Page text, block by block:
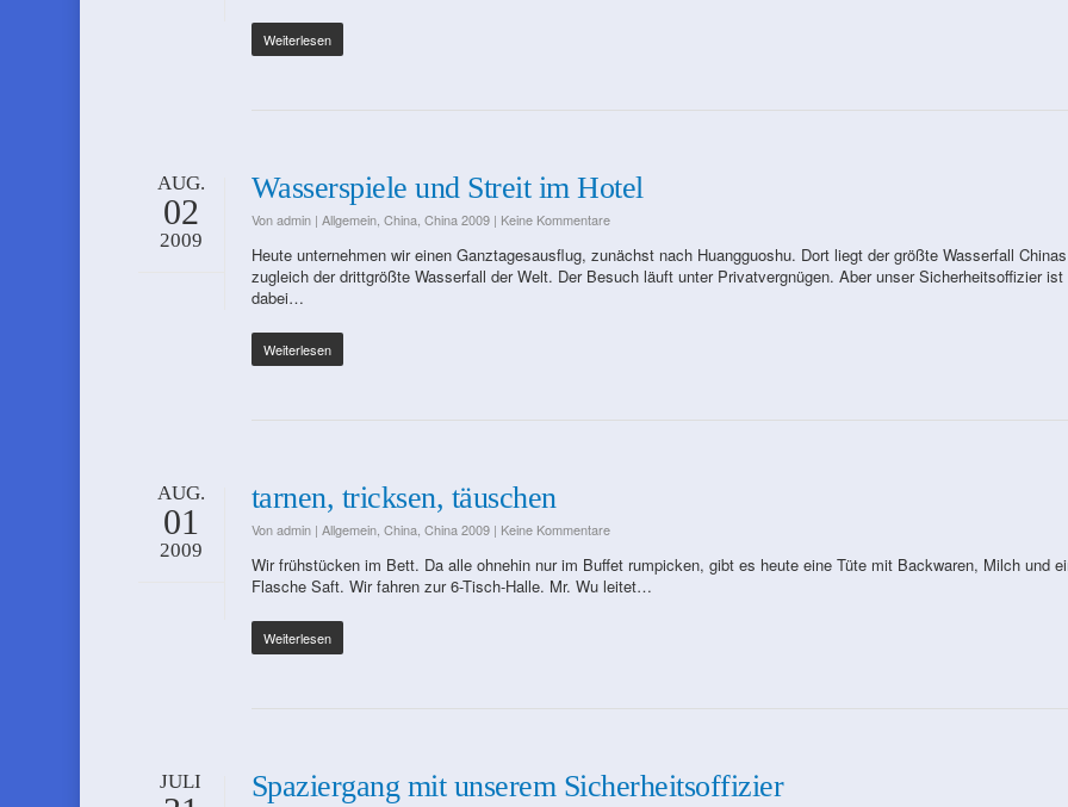
Weiterlesen
AUG.
02
2009
Wasserspiele und Streit im Hotel
Vonadmin | Allgemein, China, China 2009 | Keine Kommentare
Heute unternehmen wir einen Ganztagesausflug, zunächst nach Huangguoshu. Dort liegt der größte Wasserfall
zugleich der drittgrößte Wasserfall der Welt. Der Besuch läuft unter Privatvergnügen. Aber unser Sicherheitsoffizier ist
dabei…
Weiterlesen
AUG.
01
2009
tarnen, tricksen, täuschen
Vonadmin | Allgemein, China, China 2009 | Keine Kommentare
Wir frühstücken im Bett. Da alle ohnehin nur im Buffet rumpicken, gibt es heute eine Tüte mit Backwaren, Milch und
Flasche Saft. Wir fahren zur 6-Tisch-Halle. Mr. Wu leitet…
Weiterlesen
JULI Spaziergang mit unserem Sicherheitsoffizier